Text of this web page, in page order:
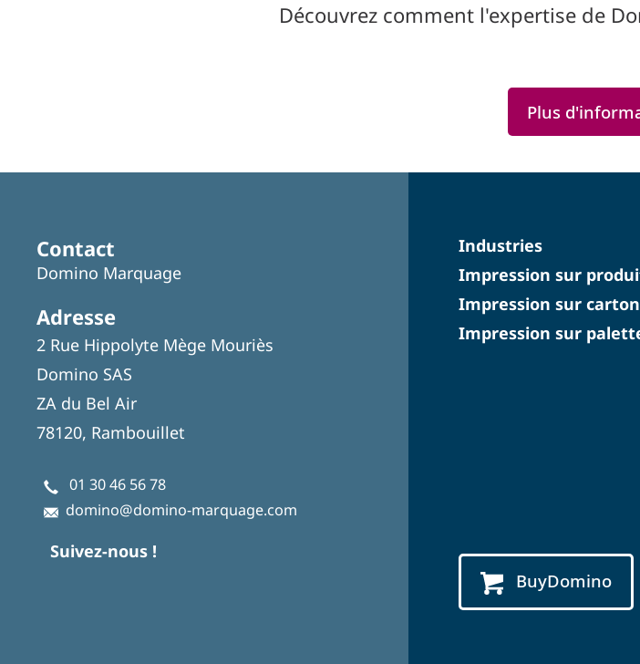
Découvrez comment l'expertise de
Plus
Contact
Domino Marquage
Adresse
2 Rue Hippolyte Mège Mouriès
Domino SAS
ZA du Bel Air
78120, Rambouillet
01 30 46 56 78
domino@domino-marquage.com
Suivez-nous !
Industries
Impression sur
Impression sur carton
Impression sur
BuyDomino